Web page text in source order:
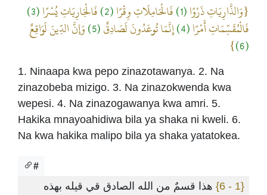
{وَالذَّارِيَاتِ ذَرْوًا(1) فَالْحَامِلَاتِ وِقْرًا(2) فَالْجَارِيَاتِ يُسْرًا(3)
فَالْمُقَسِّمَاتِ أَمْرًا(4) إِنَّمَا تُوعَدُونَ لَصَادِقٌ(5) وَإِنَّ الدِّينَ لَوَاقِعٌ
(6)
}
1. Ninaapa kwa pepo zinazotawanya. 2. Na
zinazobeba mizigo. 3. Na zinazokwenda kwa
wepesi. 4. Na zinazogawanya kwa amri. 5.
Hakika mnayoahidiwa bila ya shaka ni kweli. 6.
Na kwa hakika malipo bila ya shaka yatatokea.
#
{1 - 6}
هذا قسمٌ من الله الصادق قي قيله بهذه